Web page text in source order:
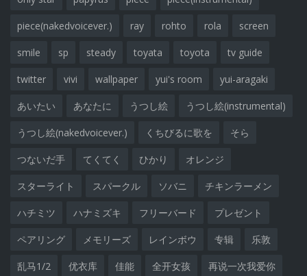
piece(nakedvoicever.) ray rohto rola screen
smile sp steady toyata toyota tv guide
twitter vivi wallpaper yui's room yui-aragaki
あいたい あなたに うつし絵 うつし絵(instrumental)
うつし絵(nakedvoicever.) くちびるに歌を そら
つないだ手 てくてく ひかり オレンジ
スターライト スパークル ソバニ チキンラーメン
ハチミツ ハナミズキ フリーバード プレゼント
ペアリング メモリーズ レインボウ 专辑 乐敦
乱马1/2 优衣库 佳能 全开女孩 再说一次我爱你